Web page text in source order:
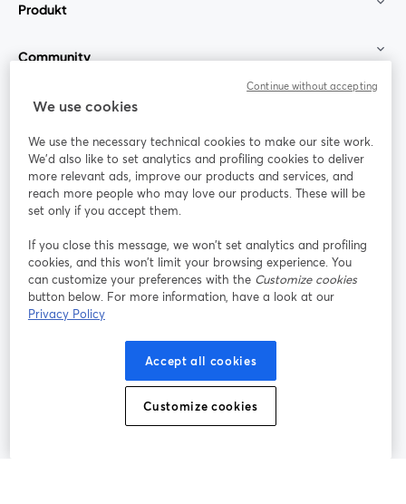
Produkt
Community
StreamYard für
Mitmachen
Webinar Facebook
wird in einem neuen Tab geöffnet
X (Twitter)
wird in einem neuen Tab geöffnet
Nutzungsbedingungen
wird in einem neuen Tab geöffnet
Datenschutzrichtlinie
wird in einem neuen Tab geöffnet
Cookie-Richtlinie
Cookie-Einstellungen Hilfe-Center
We use cookies
We use the necessary technical cookies to make our site work.
We'd also like to set analytics and profiling cookies to deliver
more relevant ads, improve our products and services, and
reach more people who may love our products. These will be
set only if you accept them.
If you close this message, we won’t set analytics and profiling
cookies, and this won’t limit your browsing experience. You
can customize your preferences with the Customize cookies
button below. For more information, have a look at our
Privacy Policy
Accept all cookies
Customize cookies
Continue without accepting